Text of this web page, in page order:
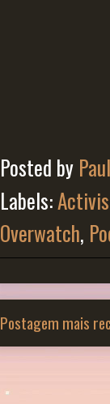
Posted by
Labels:
Overwatch,
Postagem mais